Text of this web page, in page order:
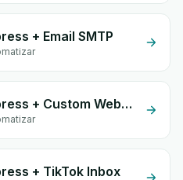
+ Email SMTP
Oscario Express + Custom Webhook
+ TikTok Inbox